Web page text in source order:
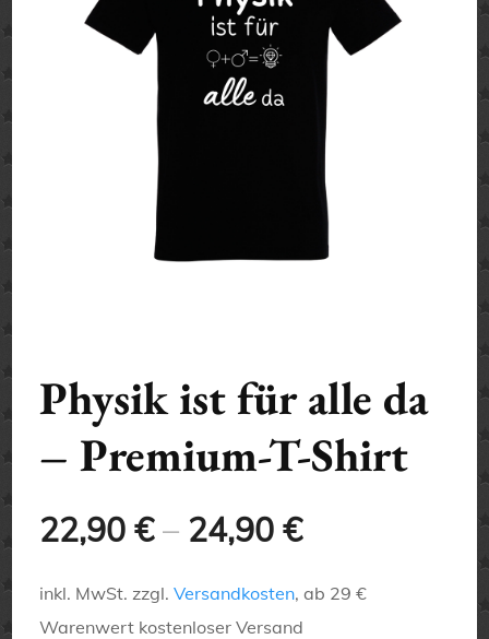
Physik ist für alle da
– Premium-T-Shirt
22,90€– 24,90€
inkl. MwSt. zzgl.Versandkosten, ab 29 €
Warenwert kostenloser Versand